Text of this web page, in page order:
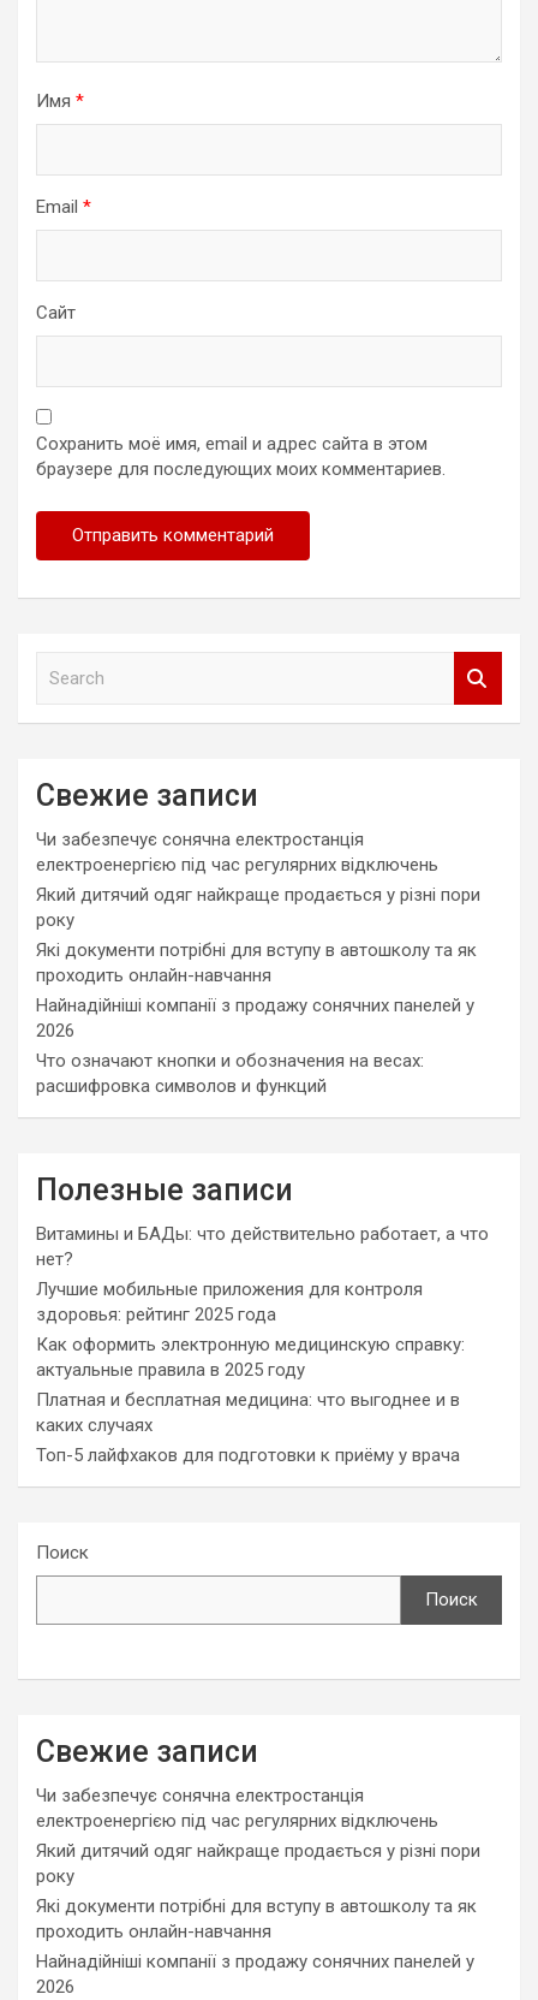
Имя *
Email *
Сайт
Сохранить моё имя, email и адрес сайта в этом
браузере для последующих моих комментариев.
h
Свежие записи
Чи забезпечує сонячна електростанція
електроенергією під час регулярних відключень
Який дитячий одяг найкраще продається у різні пори
року
Які документи потрібні для вступу в автошколу та як
проходить онлайн-навчання
Найнадійніші компанії з продажу сонячних панелей у
2026
Что означают кнопки и обозначения на весах:
расшифровка символов и функций
Полезные записи
Витамины и БАДы: что действительно работает, а что
нет?
Лучшие мобильные приложения для контроля
здоровья: рейтинг 2025 года
Как оформить электронную медицинскую справку:
актуальные правила в 2025 году
Платная и бесплатная медицина: что выгоднее и в
каких случаях
Топ-5 лайфхаков для подготовки к приёму у врача
Поиск
Поиск
Свежие записи
Чи забезпечує сонячна електростанція
електроенергією під час регулярних відключень
Який дитячий одяг найкраще продається у різні пори
року
Які документи потрібні для вступу в автошколу та як
проходить онлайн-навчання
Найнадійніші компанії з продажу сонячних панелей у
2026